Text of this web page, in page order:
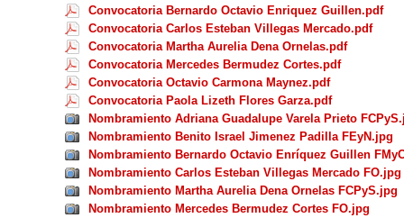
Convocatoria Bernardo Octavio Enriquez Guillen.pdf
Convocatoria Carlos Esteban Villegas Mercado.pdf
Convocatoria Martha Aurelia Dena Ornelas.pdf
Convocatoria Mercedes Bermudez Cortes.pdf
Convocatoria Octavio Carmona Maynez.pdf
Convocatoria Paola Lizeth Flores Garza.pdf
Nombramiento Adriana Guadalupe Varela Prieto
Nombramiento Benito Israel Jimenez Padilla FEyN.jpg
Nombramiento Bernardo Octavio Enríquez Guillen
Nombramiento Carlos Esteban Villegas Mercado FO.jpg
Nombramiento Martha Aurelia Dena Ornelas FCPyS.jpg
Nombramiento Mercedes Bermudez Cortes FO.jpg